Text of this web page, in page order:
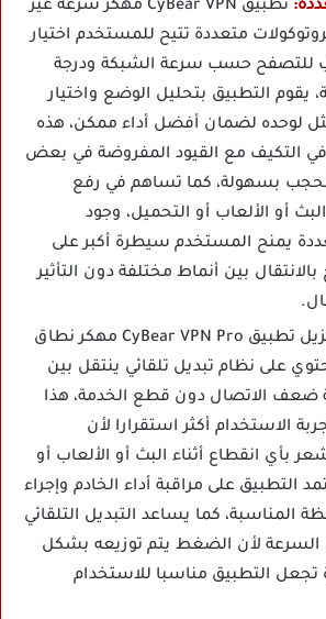
تطبيق CyBear VPN مهكر سرعة غير
متعددة تتيح للمستخدم اختيار
للتصفح حسب سرعة الشبكة ودرجة
يقوم التطبيق بتحليل الوضع واختيار
لوحده لضمان أفضل أداء ممكن، هذه
في التكيف مع القيود المفروضة في بعض
بسهولة، كما تساهم في رفع
البث أو الألعاب أو التحميل، وجود
يمنح المستخدم سيطرة أكبر على
بين أنماط مختلفة دون التأثير
تنزيل تطبيق CyBear VPN Pro مهكر نطاق
على نظام تبديل تلقائي ينتقل بين
ضعف الاتصال دون قطع الخدمة، هذا
الاستخدام أكثر استقرارا لأن
بأي انقطاع أثناء البث أو الألعاب أو
التطبيق على مراقبة أداء الخادم وإجراء
المناسبة، كما يساعد التبديل التلقائي
السرعة لأن الضغط يتم توزيعه بشكل
تجعل التطبيق مناسبا للاستخدام